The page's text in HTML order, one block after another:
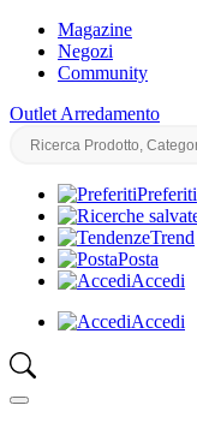
Magazine
Negozi
Community
Outlet Arredamento
Preferiti
Trend
Posta
Accedi
Accedi